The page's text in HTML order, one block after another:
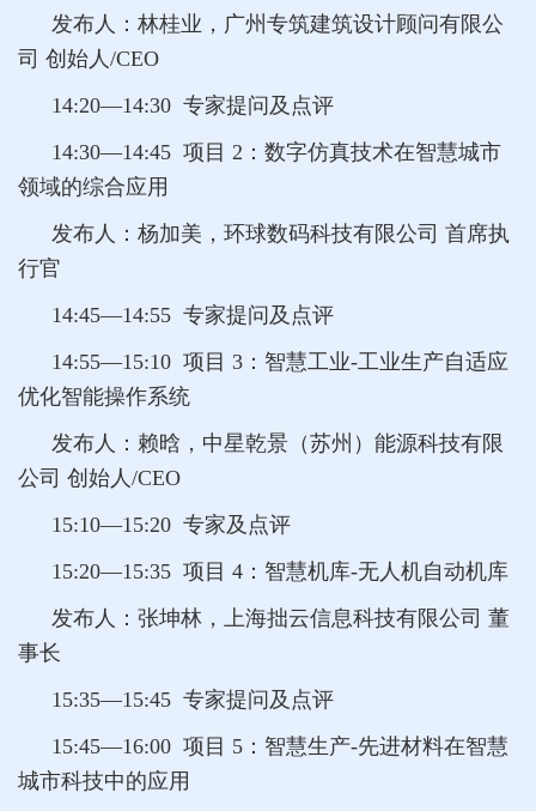
发布人：林桂业，广州专筑建筑设计顾问有限公
司 创始人/CEO
14:20—14:30 专家提问及点评
14:30—14:45 项目 2：数字仿真技术在智慧城市
领域的综合应用
发布人：杨加美，环球数码科技有限公司 首席执
行官
14:45—14:55 专家提问及点评
14:55—15:10 项目 3：智慧工业-工业生产自适应
优化智能操作系统
发布人：赖晗，中星乾景（苏州）能源科技有限
公司 创始人/CEO
15:10—15:20 专家及点评
15:20—15:35 项目 4：智慧机库-无人机自动机库
发布人：张坤林，上海拙云信息科技有限公司 董
事长
15:35—15:45 专家提问及点评
15:45—16:00 项目 5：智慧生产-先进材料在智慧
城市科技中的应用